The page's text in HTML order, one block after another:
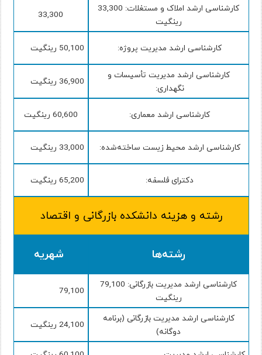
کارشناسی ارشد املاک و مستغلات: 33,300
رینگیت
33,300
کارشناسی ارشد مدیریت پروژه:
50,100 رینگیت
کارشناسی ارشد مدیریت تأسیسات و
نگهداری:
36,900 رینگیت
کارشناسی ارشد معماری: 60,600 رینگیت
کارشناسی ارشد محیط زیست ساخته‌شده: 33,000 رینگیت
دکترای فلسفه: 65,200 رینگیت
رشته و هزینه دانشکده بازرگانی و اقتصاد
رشته‌ها شهریه
کارشناسی ارشد مدیریت بازرگانی: 79,100
رینگیت
79,100
کارشناسی ارشد مدیریت بازرگانی (برنامه
دوگانه)
24,100 رینگیت